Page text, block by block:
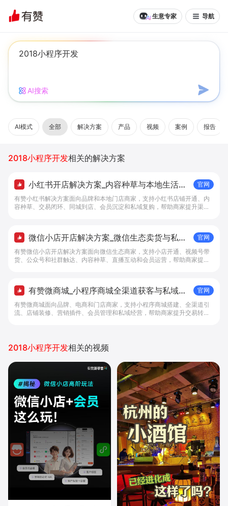
生意专家 导航
AI搜索
AI模式 全部 解决方案 产品 视频 案例 报告
2018小程序开发相关的解决方案
小红书开店解决方案_内容种草与本地生活转
化工具 - 做生意, 找有赞
官网
有赞小红书解决方案面向品牌和本地门店商家，支持小红书店铺开通、内
容种草、交易闭环、同城到店、会员沉淀和私域复购，帮助商家提升渠道
微信小店开店解决方案_微信生态卖货与私域
经营 - 做生意, 找有赞
官网
有赞微信小店开店解决方案面向微信生态商家，支持小店开通、视频号带
货、公众号和社群触达、内容种草、直播互动和会员运营，帮助商家提升
有赞微商城_小程序商城全渠道获客与私域复
购工具 - 做生意, 找有赞
官网
有赞微商城面向品牌、电商和门店商家，支持小程序商城搭建、全渠道引
流、店铺装修、营销插件、会员管理和私域经营，帮助商家提升交易转化
2018小程序开发相关的视频